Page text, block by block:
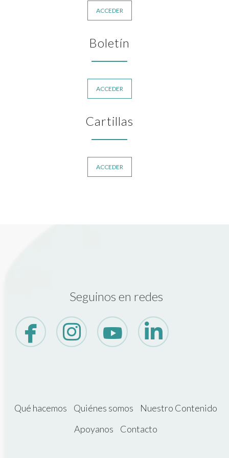
ACCEDER
Boletín
ACCEDER
Cartillas
ACCEDER
Seguinos en redes
Qué hacemos Quiénes somos
Nuestro Contenido
Apoyanos
Contacto